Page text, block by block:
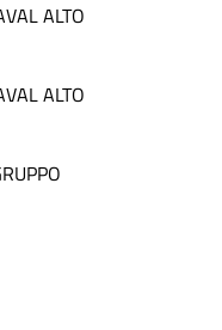
ALTO
ALTO